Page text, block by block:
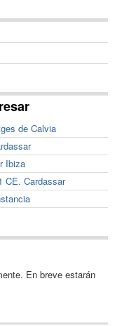
de Calvia
Ibiza
CE. Cardassar
En breve estarán